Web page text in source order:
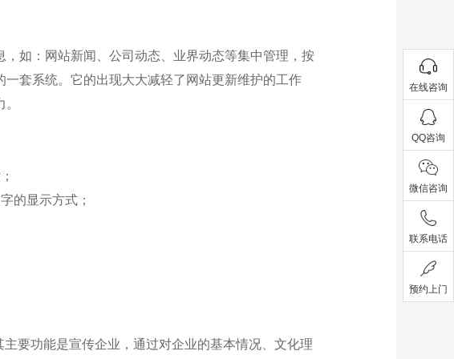
如：网站新闻、公司动态、业界动态等集中管理，按
套系统。它的出现大大减轻了网站更新维护的工作
的显示方式；
主要功能是宣传企业，通过对企业的基本情况、文化理
在线咨询
QQ咨询
微信咨询
联系电话
预约上门